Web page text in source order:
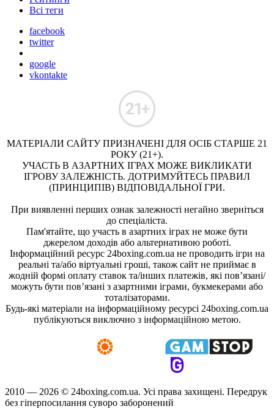
Всі теги
facebook
twitter
google
vkontakte
МАТЕРІАЛИ САЙТУ ПРИЗНАЧЕНІ ДЛЯ ОСІБ СТАРШЕ 21
РОКУ (21+).
УЧАСТЬ В АЗАРТНИХ ІГРАХ МОЖЕ ВИКЛИКАТИ
ІГРОВУ ЗАЛЕЖНІСТЬ. ДОТРИМУЙТЕСЬ ПРАВИЛ
(ПРИНЦИПІВ) ВІДПОВІДАЛЬНОЇ ГРИ.
При виявленні перших ознак залежності негайно зверніться
до спеціаліста.
Пам'ятайте, що участь в азартних іграх не може бути
джерелом доходів або альтернативою роботі.
Інформаційний ресурс 24boxing.com.ua не проводить ігри на
реальні та/або віртуальні гроші, також сайт не приймає в
жодній формі оплату ставок та/інших платежів, які пов’язані/
можуть бути пов’язані з азартними іграми, букмекерами або
тоталізаторами.
Будь-які матеріали на інформаційному ресурсі 24boxing.com.ua
публікуються виключно з інформаційною метою.
2010 — 2026 © 24boxing.com.ua. Усi права захищенi. Передрук
без гіперпосилання суворо заборонений